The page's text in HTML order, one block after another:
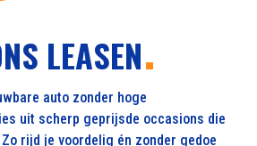
LEASEN
auto zonder hoge
uit scherp geprijsde occasions die
rijd je voordelig én zonder gedoe